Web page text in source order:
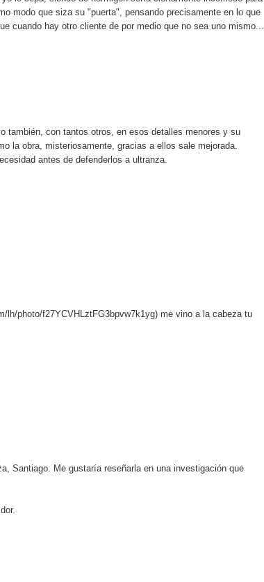
modo que siza su "puerta", pensando precisamente en lo que
cuando hay otro cliente de por medio que no sea uno mismo...
también, con tantos otros, en esos detalles menores y su
la obra, misteriosamente, gracias a ellos sale mejorada.
antes de defenderlos a ultranza.
photo/f27YCVHLztFG3bpvw7k1yg) me vino a la cabeza tu
Santiago. Me gustaría reseñarla en una investigación que